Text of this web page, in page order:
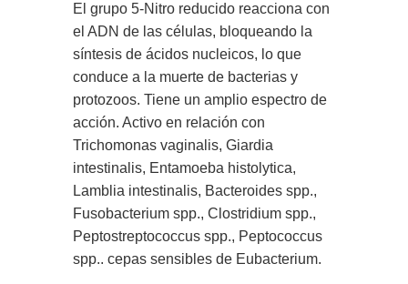
El grupo 5-Nitro reducido reacciona con
el ADN de las células, bloqueando la
síntesis de ácidos nucleicos, lo que
conduce a la muerte de bacterias y
protozoos. Tiene un amplio espectro de
acción. Activo en relación con
Trichomonas vaginalis, Giardia
intestinalis, Entamoeba histolytica,
Lamblia intestinalis, Bacteroides spp.,
Fusobacterium spp., Clostridium spp.,
Peptostreptococcus spp., Peptococcus
spp.. cepas sensibles de Eubacterium.